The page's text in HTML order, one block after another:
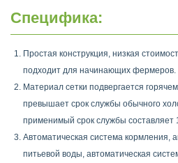
Специфика:
Простая конструкция, низкая
подходит для начинающих фермеров.
Материал сетки подвергается
превышает срок службы обычного
применимый срок службы составляет
Автоматическая система кормления,
питьевой воды, автоматическая